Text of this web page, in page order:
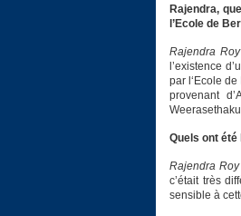
Rajendra,
l’Ecole de
Rajendra Roy
l’existence
par l‘Ecole
provenant
Quels ont
Rajendra Roy
c’était très
sensible à